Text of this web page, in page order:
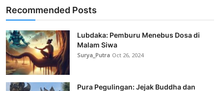
Recommended Posts
Lubdaka: Pemburu Menebus Dosa di
Malam Siwa
Surya_Putra Oct 26, 2024
Pura Pegulingan: Jejak Buddha dan